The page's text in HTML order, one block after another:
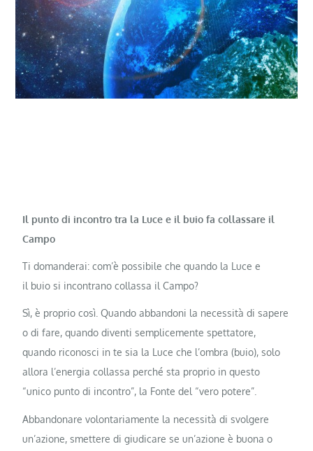
Il punto di incontro tra la Luce e il buio fa collassare il
Campo
Ti domanderai: com’è possibile che quando la Luce e
il buio si incontrano collassa il Campo?
Sì, è proprio così. Quando abbandoni la necessità di sapere
o di fare, quando diventi semplicemente spettatore,
quando riconosci in te sia la Luce che l’ombra (buio), solo
allora l’energia collassa perché sta proprio in questo
“unico punto di incontro”, la Fonte del “vero potere”.
Abbandonare volontariamente la necessità di svolgere
un’azione, smettere di giudicare se un’azione è buona o